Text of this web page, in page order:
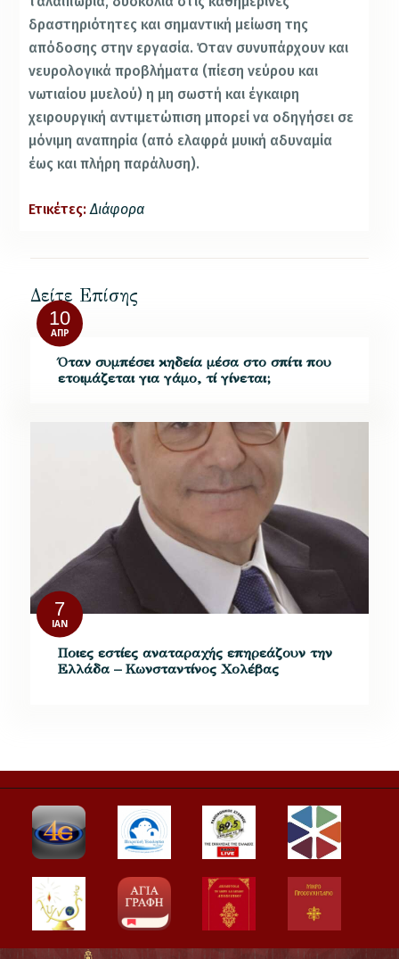
δραστηριότητες και σημαντική μείωση της
απόδοσης στην εργασία. Όταν συνυπάρχουν και
νευρολογικά προβλήματα (πίεση νεύρου και
νωτιαίου μυελού) η μη σωστή και έγκαιρη
χειρουργική αντιμετώπιση μπορεί να οδηγήσει σε
μόνιμη αναπηρία (από ελαφρά μυική αδυναμία
έως και πλήρη παράλυση).
Ετικέτες: Διάφορα
Δείτε Επίσης
10
ΑΠΡ
Όταν συμπέσει κηδεία μέσα στο σπίτι που
ετοιμάζεται για γάμο, τί γίνεται;
7
ΙΑΝ
Ποιες εστίες αναταραχής επηρεάζουν την
Ελλάδα – Κωνσταντίνος Χολέβας